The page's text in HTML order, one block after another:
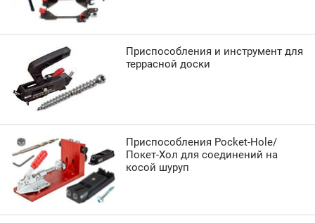
Приспособления и инструмент для
террасной доски
Приспособления Pocket-Hole/
Покет-Хол для соединений на
косой шуруп